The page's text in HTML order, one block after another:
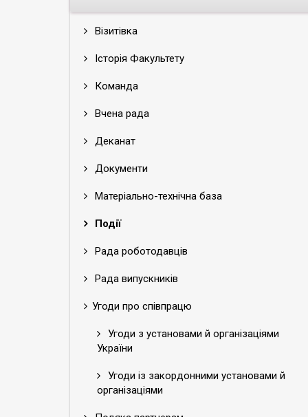
Візитівка
Історія Факультету
Команда
Вчена рада
Деканат
Документи
Матеріально-технічна база
Події
Рада роботодавців
Рада випускників
Угоди про співпрацю
Угоди з установами й організаціями
України
Угоди із закордонними установами й
організаціями